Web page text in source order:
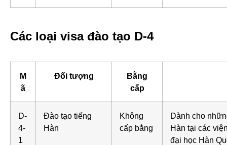
Các loại visa đào tạo D-4
M
ã
Đối tượng
Bằng
cấp
D-
4-
1
Đào tạo tiếng
Hàn
Không
cấp bằng
Dành cho
Hàn tại các
đại học Hàn